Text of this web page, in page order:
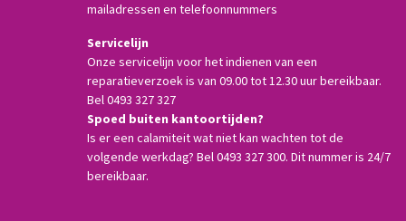
mailadressen en telefoonnummers
Servicelijn
Onze servicelijn voor het indienen van een
reparatieverzoek is van 09.00 tot 12.30 uur bereikbaar.
Bel 0493 327 327
Spoed buiten kantoortijden?
Is er een calamiteit wat niet kan wachten tot de
volgende werkdag? Bel 0493 327 300. Dit nummer is 24/7
bereikbaar.